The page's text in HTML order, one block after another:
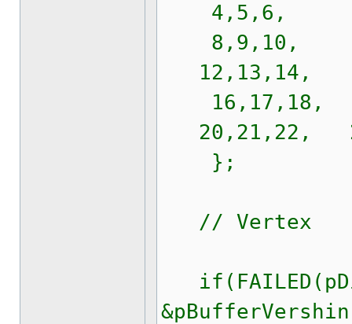
4,5,6,
8,9,10,
12,13,14,
16,17,18,
20,21,22,
};
// Vertex